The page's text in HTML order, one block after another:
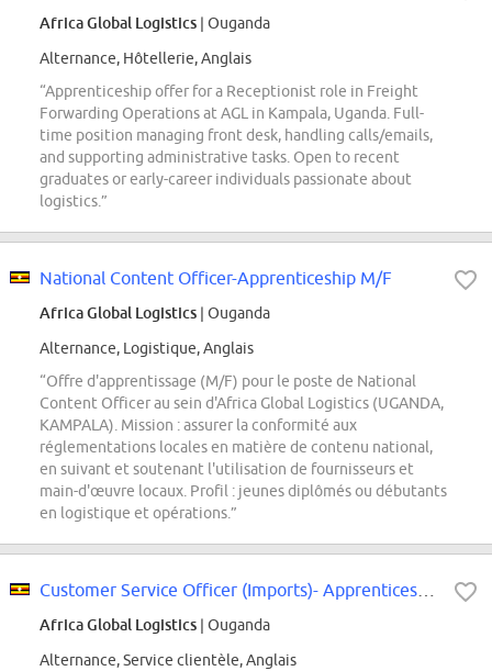
Africa Global Logistics | Ouganda
Alternance, Hôtellerie, Anglais
“Apprenticeship offer for a Receptionist role in Freight
Forwarding Operations at AGL in Kampala, Uganda. Full-
time position managing front desk, handling calls/emails,
and supporting administrative tasks. Open to recent
graduates or early-career individuals passionate about
logistics.”
National Content Officer-Apprenticeship M/F
Africa Global Logistics | Ouganda
Alternance, Logistique, Anglais
“Offre d'apprentissage (M/F) pour le poste de National
Content Officer au sein d'Africa Global Logistics (UGANDA,
KAMPALA). Mission : assurer la conformité aux
réglementations locales en matière de contenu national,
en suivant et soutenant l'utilisation de fournisseurs et
main-d'œuvre locaux. Profil : jeunes diplômés ou débutants
en logistique et opérations.”
Africa Global Logistics | Ouganda
Alternance, Service clientèle, Anglais